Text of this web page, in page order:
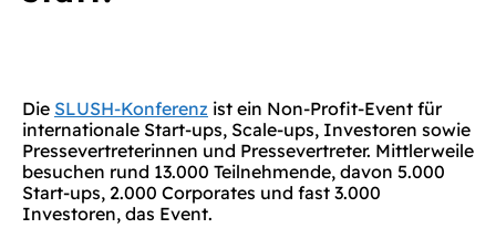
Die SLUSH-Konferenz ist ein Non-Profit-Event für
internationale Start-ups, Scale-ups, Investoren sowie
Pressevertreterinnen und Pressevertreter. Mittlerweile
besuchen rund 13.000 Teilnehmende, davon 5.000
Start-ups, 2.000 Corporates und fast 3.000
Investoren, das Event.